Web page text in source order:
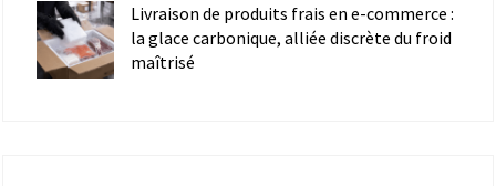
Livraison de produits frais en e-commerce :
la glace carbonique, alliée discrète du froid
maîtrisé